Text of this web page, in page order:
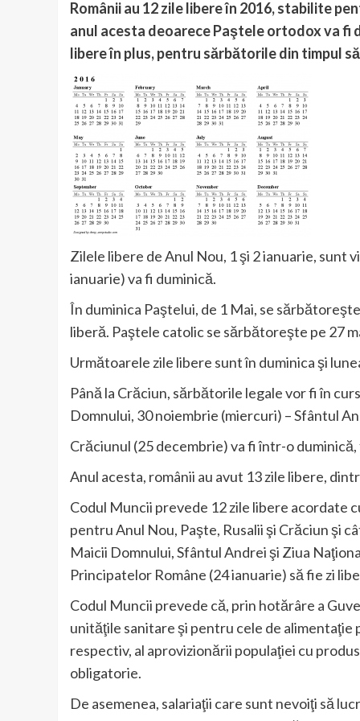
Românii au 12 zile libere în 2016, stabilite
anul acesta deoarece Paştele ortodox va fi
libere în plus, pentru sărbătorile din timpul
Zilele libere de Anul Nou, 1 şi 2 ianuarie, sunt
ianuarie) va fi duminică.
În duminica Paştelui, de 1 Mai, se
liberă. Paştele catolic se sărbătoreşte pe 27
Următoarele zile libere sunt în duminica şi
Până la Crăciun, sărbătorile legale vor fi în
Domnului, 30 noiembrie (miercuri) – Sfântul
Crăciunul (25 decembrie) va fi într-o
Anul acesta, românii au avut 13 zile libere,
Codul Muncii prevede 12 zile libere acordate
pentru Anul Nou, Paşte, Rusalii şi Crăciun şi
Maicii Domnului, Sfântul Andrei şi Ziua
Principatelor Române (24 ianuarie) să fie zi
Codul Muncii prevede că, prin hotărâre a
unităţile sanitare şi pentru cele de alimentaţie
respectiv, al aprovizionării populaţiei cu
obligatorie.
De asemenea, salariaţii care sunt nevoiţi să